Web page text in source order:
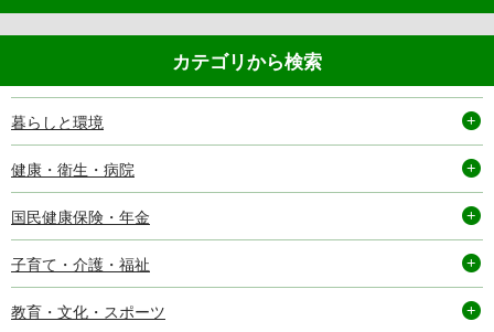
カテゴリから検索
暮らしと環境
健康・衛生・病院
国民健康保険・年金
子育て・介護・福祉
教育・文化・スポーツ